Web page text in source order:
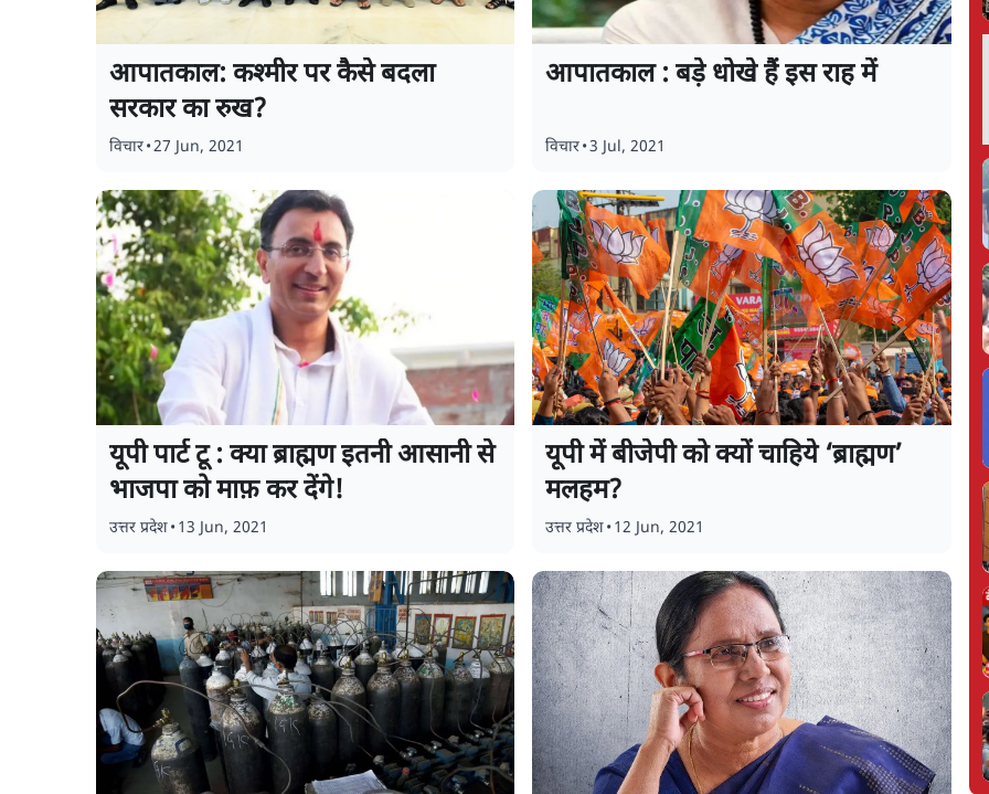
आपातकाल: कश्मीर पर कैसे बदला
सरकार का रुख?
विचार•27 Jun, 2021
आपातकाल : बड़े धोखे हैं इस राह में
विचार•3 Jul, 2021
यूपी पार्ट टू : क्या ब्राह्मण इतनी आसानी से
भाजपा को माफ़ कर देंगे!
उत्तर प्रदेश• 13 Jun, 2021
यूपी में बीजेपी को क्यों चाहिये ‘ब्राह्मण’
मलहम?
उत्तर प्रदेश• 12 Jun, 2021